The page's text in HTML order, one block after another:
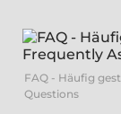
FAQ - Häufig
Questions